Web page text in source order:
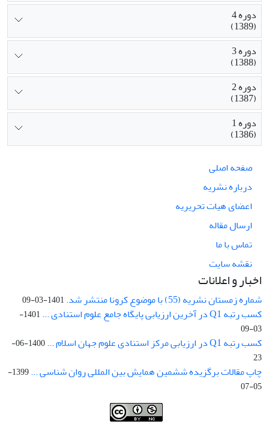
دوره 4
(1389)
دوره 3
(1388)
دوره 2
(1387)
دوره 1
(1386)
صفحه اصلی
درباره نشریه
اعضای هیات تحریریه
ارسال مقاله
تماس با ما
نقشه سایت
اخبار و اعلانات
شماره زمستان نشریه (55) با موضوع کرونا منتشر شد. 1401-03-09
کسب رتبه Q1 در آخرین ارزیابی پایگاه جامع علوم استنادی ...
1401-
03-09
کسب رتبه Q1 در ارزیابی مرکز استنادی علوم جهان اسلام ...
1400-06-
23
چاپ مقالات برگزیده ششمین همایش بین المللی روان شناسی ...
1399-
05-07